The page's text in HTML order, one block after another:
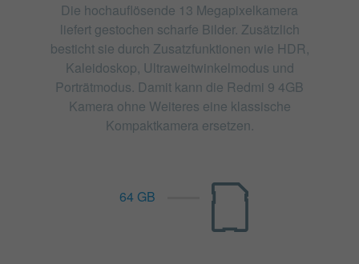
Die hochauflösende 13 Megapixelkamera
liefert gestochen scharfe Bilder. Zusätzlich
besticht sie durch Zusatzfunktionen wie HDR,
Kaleidoskop, Ultraweitwinkelmodus und
Porträtmodus. Damit kann die Redmi 9 4GB
Kamera ohne Weiteres eine klassische
Kompaktkamera ersetzen.
64 GB